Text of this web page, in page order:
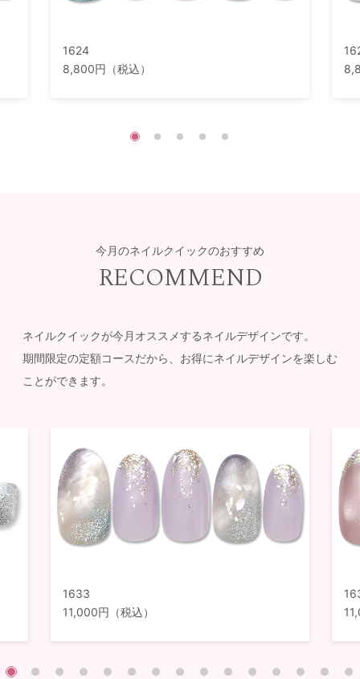
1624
8,800円（税込）
今月のネイルクイックのおすすめ
RECOMMEND
ネイルクイックが今月オススメするネイルデザインです。
期間限定の定額コースだから、お得にネイルデザインを楽しむ
ことができます。
1633
11,000円（税込）